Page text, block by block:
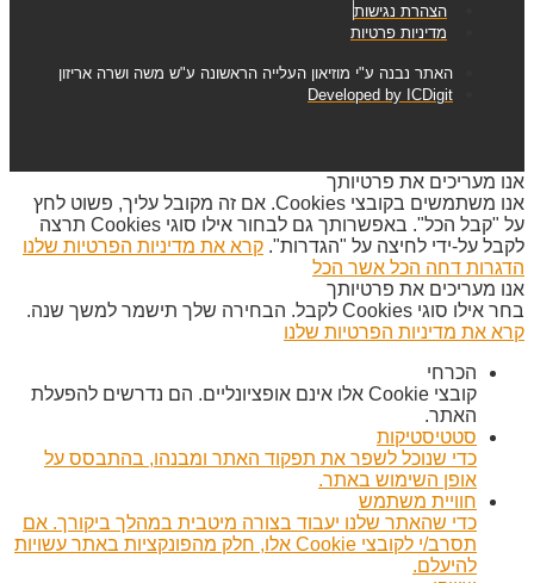
הצהרת נגישות
מדיניות פרטיות
האתר נבנה ע"י מוזיאון העלייה הראשונה ע"ש משה ושרה אריזון
Developed by ICDigit
אנו מעריכים את פרטיותך
אנו משתמשים בקובצי Cookies. אם זה מקובל עליך, פשוט לחץ
על "קבל הכל". באפשרותך גם לבחור אילו סוגי Cookies תרצה
לקבל על-ידי לחיצה על "הגדרות". קרא את מדיניות הפרטיות שלנו
הדגרות דחה הכל אשר הכל
אנו מעריכים את פרטיותך
בחר אילו סוגי Cookies לקבל. הבחירה שלך תישמר למשך שנה.
קרא את מדיניות הפרטיות שלנו
הכרחי
קובצי Cookie אלו אינם אופציונליים. הם נדרשים להפעלת
האתר.
סטטיסטיקות
כדי שנוכל לשפר את תפקוד האתר ומבנהו, בהתבסס על
אופן השימוש באתר.
חוויית משתמש
כדי שהאתר שלנו יעבוד בצורה מיטבית במהלך ביקורך. אם
תסרב/י לקובצי Cookie אלו, חלק מהפונקציות באתר עשויות
להיעלם.